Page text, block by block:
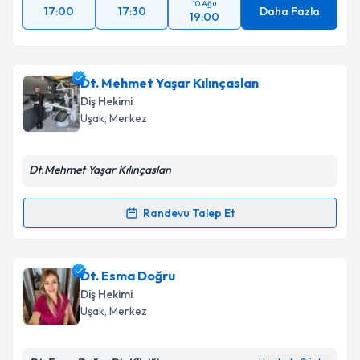
17:00 17:30
10 Ağu
19:00 Daha Fazla
Dt. Mehmet Yaşar Kılınçaslan
Diş Hekimi
Uşak, Merkez
Dt.Mehmet Yaşar Kılınçaslan
Randevu Talep Et
Randevu Takvimi Talebi
Dt. Mehmet Yaşar Kılınçaslan
talebi oluşturun. Size bu uzmandan randevu almanız
için bir takvim hazırlandığında e-posta ile
bilgilendireceğiz.
Dt. Esma Doğru
Diş Hekimi
Uşak, Merkez